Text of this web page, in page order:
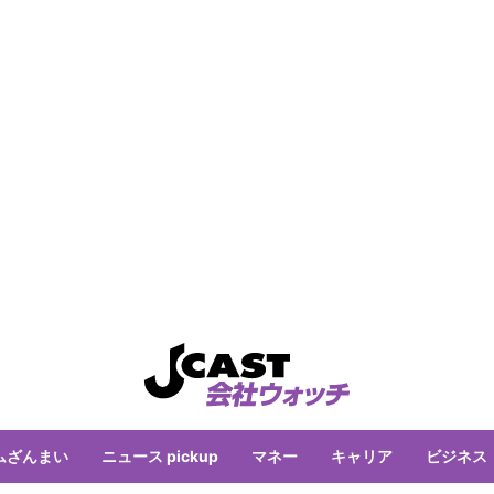
ざんまい ニュース pickup マネー キャリア ビジネス